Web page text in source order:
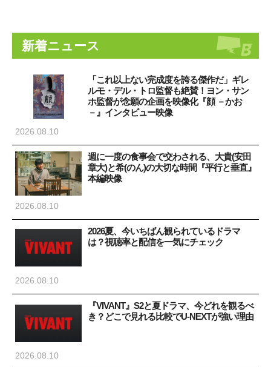
新着ニュース
「これ以上ない完成度を誇る傑作だ」ギレ
ルモ・デル・トロ監督も絶賛！ヨン・サン
ホ監督が念願の企画を映像化『顔 －かお
－』インタビュー映像
2026.08.10
週に一度の食事会で交わされる、大貴(安田
章大)と希(のん)の大切な時間『平行と垂直』
本編映像
2026.08.10
2026夏、今いちばん観られているドラマ
は？視聴率と配信を一気にチェック
2026.08.10
『VIVANT』S2と夏ドラマ、今どれを観るべ
き？どこで見れる比較でU-NEXTが強い理由
2026.08.10